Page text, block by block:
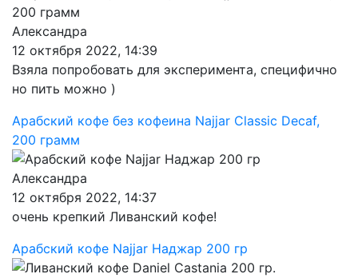
Александра
12 октября 2022, 14:39
Взяла попробовать для эксперимента, специфично
но пить можно )
Арабский кофе без кофеина Najjar Classic Decaf,
200 грамм
Александра
12 октября 2022, 14:37
очень крепкий Ливанский кофе!
Арабский кофе Najjar Наджар 200 гр